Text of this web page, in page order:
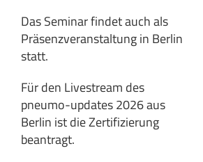
Das Seminar findet auch als
Präsenzveranstaltung in Berlin
statt.
Für den Livestream des
pneumo-updates 2026 aus
Berlin ist die Zertifizierung
beantragt.